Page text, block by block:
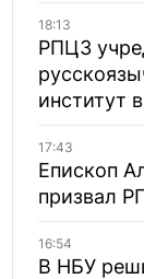
18:13
РПЦЗ
институт
17:43
Епископ
призвал
16:54
В НБУ